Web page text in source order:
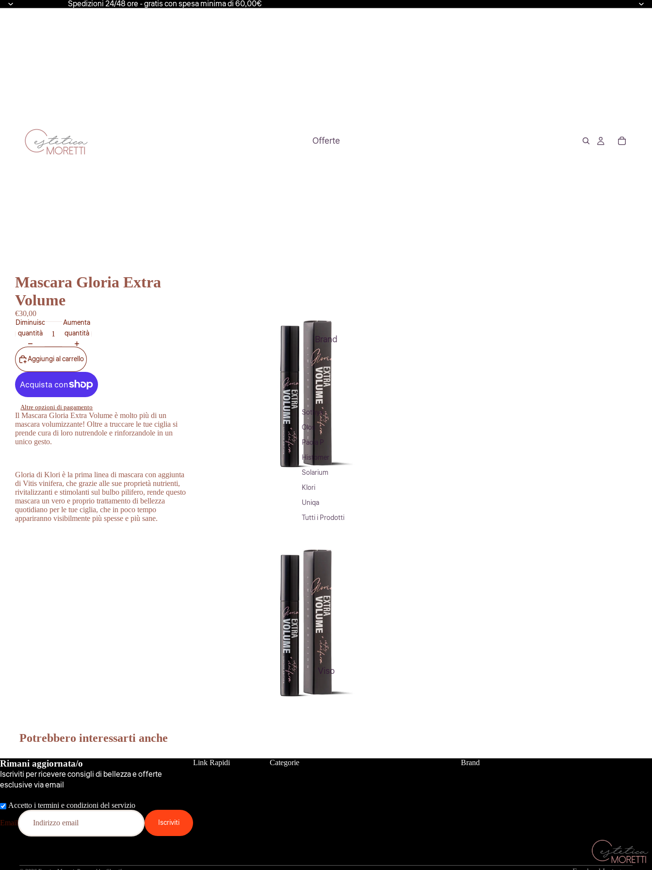
Spedizioni 24/48 ore - gratis con spesa minima di 60,00€
Offerte
Brand
Sothys
Olos
Paola P
Histomer
Solarium
Klori
Uniqa
Tutti i Prodotti
Viso
Mascara Gloria Extra
Volume
€30,00
Diminuisci
quantità
Aumenta
quantità
Aggiungi al carrello
Altre opzioni di pagamento
Il Mascara Gloria Extra Volume è molto più di un
mascara volumizzante! Oltre a truccare le tue ciglia si
prende cura di loro nutrendole e rinforzandole in un
unico gesto.
Gloria di Klori è la prima linea di mascara con aggiunta
di Vitis vinifera, che grazie alle sue proprietà nutrienti,
rivitalizzanti e stimolanti sul bulbo pilifero, rende questo
mascara un vero e proprio trattamento di bellezza
quotidiano per le tue ciglia, che in poco tempo
appariranno visibilmente più spesse e più sane.
Potrebbero interessarti anche
Rimani aggiornata/o
Iscriviti per ricevere consigli di bellezza e offerte
esclusive via email
Accetto i termini e condizioni del servizio
Email Iscriviti
Link Rapidi Categorie Brand